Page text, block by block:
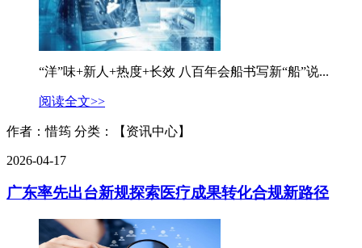
“洋”味+新人+热度+长效 八百年会船书写新“船”说...
阅读全文>>
作者：惜筠 分类：【资讯中心】
2026-04-17
广东率先出台新规探索医疗成果转化合规新路径